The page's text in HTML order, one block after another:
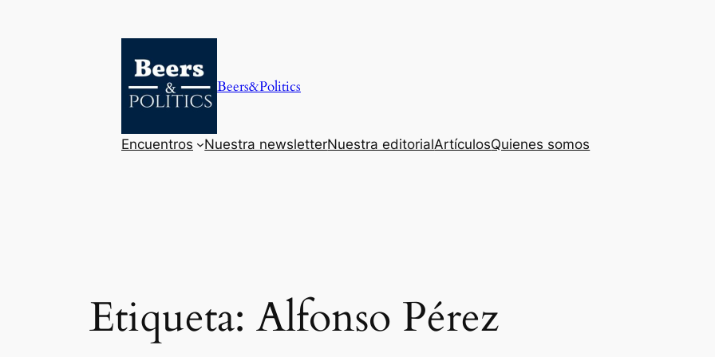
Beers&Politics
Encuentros Nuestra newsletterNuestra editorialArtículosQuienes somos
Etiqueta: Alfonso Pérez